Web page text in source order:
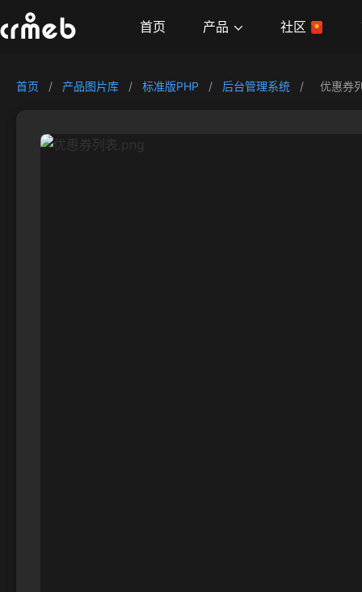
首页 产品 社区
首页 / 产品图片库 / 标准版PHP / 后台管理系统 / 优惠券